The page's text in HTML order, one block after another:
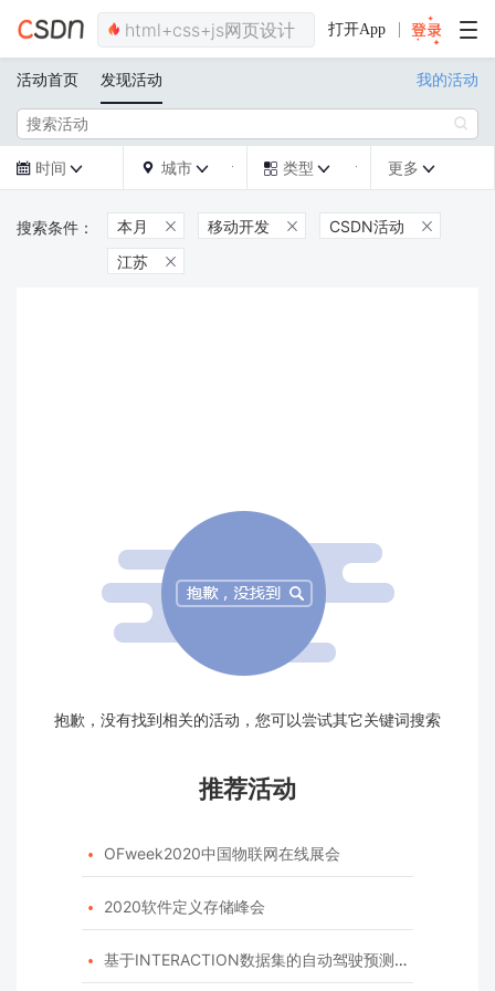
打开App
活动首页 发现活动 我的活动

 时间   城市   类型  更多 
本月  移动开发  CSDN活动 
江苏 
抱歉，没有找到相关的活动，您可以尝试其它关键词搜索
推荐活动
 OFweek2020中国物联网在线展会
 2020软件定义存储峰会
 基于INTERACTION数据集的自动驾驶预测模型挑战赛